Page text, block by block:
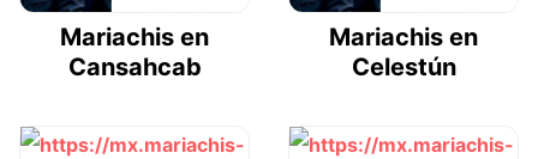
Mariachis en
Cansahcab
Mariachis en
Celestún